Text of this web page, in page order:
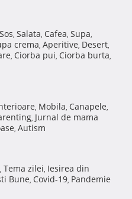
Sos, Salata, Cafea, Supa,
crema, Aperitive, Desert,
, Ciorba pui, Ciorba burta,
, Mobila, Canapele,
, Jurnal de mama
, Autism
, Tema zilei, Iesirea din
Bune, Covid-19, Pandemie